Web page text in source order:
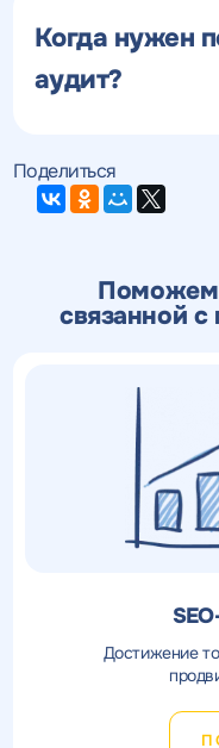
Когда нужен
аудит?
Поделиться
Поможем
связанной
Достижение